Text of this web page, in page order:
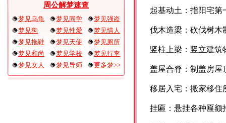
周公解梦速查
梦见乌龟 梦见同学
梦见强盗
梦见狗
梦见性爱
梦见情人
梦见拖鞋
梦见天使
梦见厕所
梦见和尚
梦见学校
梦见行李
梦见女人
梦见导师 更多梦>>
起基动土：指阳宅第
伐木造梁：砍伐树木
竖柱上梁：竖立建筑
盖屋合脊：制盖房屋
移居入宅：搬家移住
挂匾：悬挂各种匾额